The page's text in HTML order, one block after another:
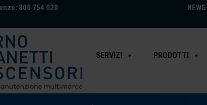
NEWS
800 754 020
SERVIZI PRODOTTI